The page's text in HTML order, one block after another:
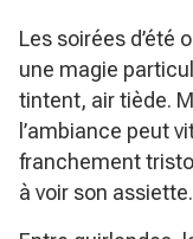
Les soirées d’été
une magie
tintent, air tiède.
l’ambiance peut
franchement
à voir son